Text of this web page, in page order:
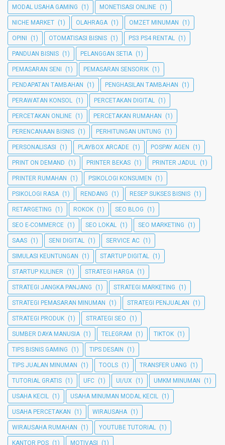
MODAL USAHA GAMING (1) MONETISASI ONLINE (1)
NICHE MARKET (1) OLAHRAGA (1) OMZET MINUMAN (1)
OPINI (1) OTOMATISASI BISNIS (1) PS3 PS4 RENTAL (1)
PANDUAN BISNIS (1) PELANGGAN SETIA (1)
PEMASARAN SENI (1) PEMASARAN SENSORIK (1)
PENDAPATAN TAMBAHAN (1) PENGHASILAN TAMBAHAN (1)
PERAWATAN KONSOL (1) PERCETAKAN DIGITAL (1)
PERCETAKAN ONLINE (1) PERCETAKAN RUMAHAN (1)
PERENCANAAN BISNIS (1) PERHITUNGAN UNTUNG (1)
PERSONALISASI (1) PLAYBOX ARCADE (1) POSPAY AGEN (1)
PRINT ON DEMAND (1) PRINTER BEKAS (1) PRINTER JADUL (1)
PRINTER RUMAHAN (1) PSIKOLOGI KONSUMEN (1)
PSIKOLOGI RASA (1) RENDANG (1) RESEP SUKSES BISNIS (1)
RETARGETING (1) ROKOK (1) SEO BLOG (1)
SEO E-COMMERCE (1) SEO LOKAL (1) SEO MARKETING (1)
SAAS (1) SENI DIGITAL (1) SERVICE AC (1)
SIMULASI KEUNTUNGAN (1) STARTUP DIGITAL (1)
STARTUP KULINER (1) STRATEGI HARGA (1)
STRATEGI JANGKA PANJANG (1) STRATEGI MARKETING (1)
STRATEGI PEMASARAN MINUMAN (1) STRATEGI PENJUALAN (1)
STRATEGI PRODUK (1) STRATEGI SEO (1)
SUMBER DAYA MANUSIA (1) TELEGRAM (1) TIKTOK (1)
TIPS BISNIS GAMING (1) TIPS DESAIN (1)
TIPS JUALAN MINUMAN (1) TOOLS (1) TRANSFER UANG (1)
TUTORIAL GRATIS (1) UFC (1) UI/UX (1) UMKM MINUMAN (1)
USAHA KECIL (1) USAHA MINUMAN MODAL KECIL (1)
USAHA PERCETAKAN (1) WIRAUSAHA (1)
WIRAUSAHA RUMAHAN (1) YOUTUBE TUTORIAL (1)
KANTOR POS (1) MOTIVASI (1)